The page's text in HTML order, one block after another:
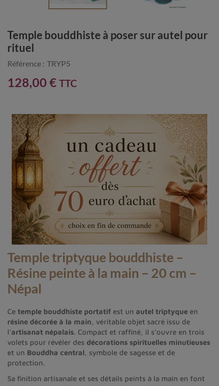
Temple bouddhiste à poser sur autel pour
rituel
Référence : TRYP5
128,00 € TTC
Temple triptyque bouddhiste –
Résine peinte à la main – 20 cm –
Népal
Ce temple bouddhiste portatif est un autel triptyque en
résine décorée à la main , véritable objet sacré issu de
l’artisanat népalais. Compact et raffiné, il s’ouvre en trois
volets pour révéler des décorations spirituelles minutieuses
et un Bouddha central , symbole de sagesse et de
protection.
Sa finition artisanale et ses détails peints à la main en font